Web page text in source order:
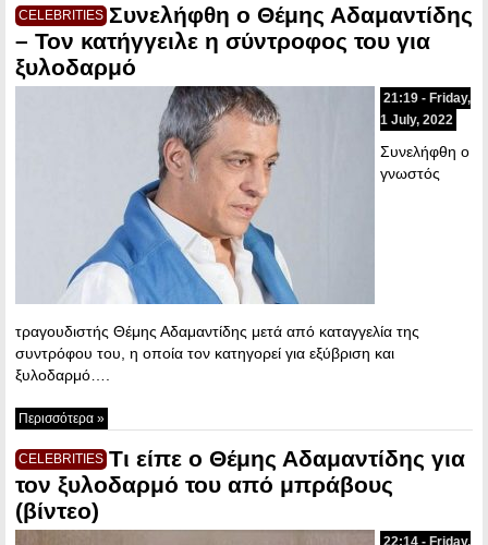
CELEBRITIES Συνελήφθη ο Θέμης Αδαμαντίδης
– Τον κατήγγειλε η σύντροφος του για
ξυλοδαρμό
21:19 - Friday,
1 July, 2022
Συνελήφθη ο
γνωστός
τραγουδιστής Θέμης Αδαμαντίδης μετά από καταγγελία της
συντρόφου του, η οποία τον κατηγορεί για εξύβριση και
ξυλοδαρμό….
Περισσότερα »
CELEBRITIES Τι είπε ο Θέμης Αδαμαντίδης για
τον ξυλοδαρμό του από μπράβους
(βίντεο)
22:14 - Friday,